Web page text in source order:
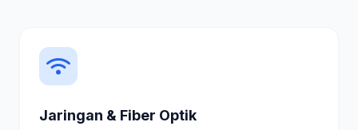
Jaringan & Fiber Optik